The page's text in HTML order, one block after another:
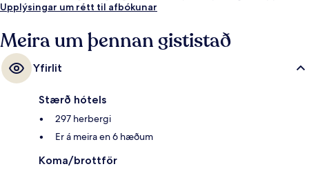
er í nokkurra skrefa fjarlægð og Nationaltheater-sporvagnastoppistöðin
Upplýsingar um rétt til afbókunar
Meira um þennan gististað
Yfirlit
Stærð hótels
297 herbergi
Er á meira en 6 hæðum
Koma/brottför